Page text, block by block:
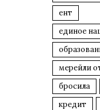
ент
единое
мерейли
бросила
кредит